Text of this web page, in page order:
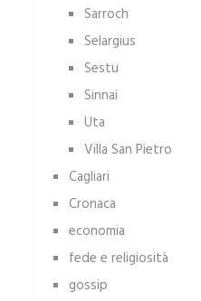
Sarroch
Selargius
Sestu
Sinnai
Uta
Villa San Pietro
Cagliari
Cronaca
economia
fede e religiosità
gossip